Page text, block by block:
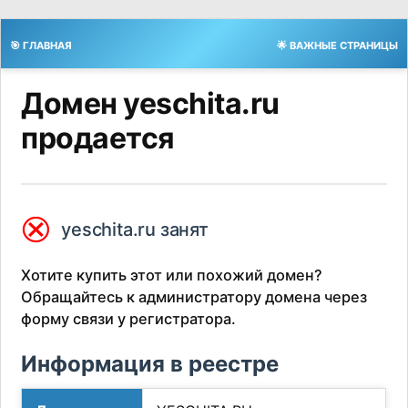
🎯 ГЛАВНАЯ 🌟 ВАЖНЫЕ СТРАНИЦЫ
Домен yeschita.ru
продается
⮿ yeschita.ru занят
Хотите купить этот или похожий домен?
Обращайтесь к администратору домена через
форму связи у регистратора.
Информация в реестре